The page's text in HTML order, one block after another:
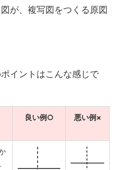
が、複写図をつくる原図
イントはこんな感じで
良い例○ 悪い例×